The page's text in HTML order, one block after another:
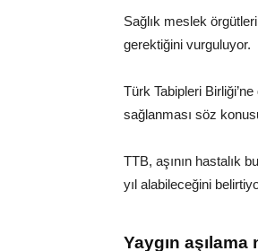
Sağlık meslek
gerektiğini vurguluyor.
Türk Tabipleri
sağlanması söz
TTB, aşının hastalık
yıl alabileceğini
Yaygın aşılama